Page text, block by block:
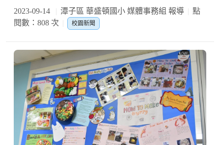
2023-09-14 潭子區 華盛頓國小 媒體事務組 報導
點
閱數：808 次
校園新聞